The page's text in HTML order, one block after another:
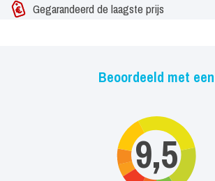
Gegarandeerd de laagste prijs
Beoordeeld met een
9,5